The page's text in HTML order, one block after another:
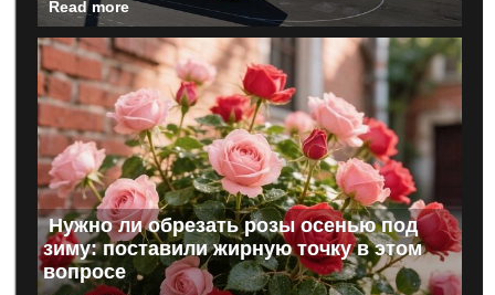
Read more
Нужно ли обрезать розы осенью под
зиму: поставили жирную точку в этом
вопросе